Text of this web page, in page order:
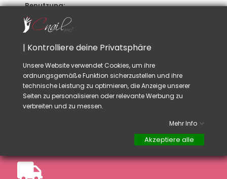
Benutzung:
Ca. 1 Esslöffel
löst sich schnell
Tauchen Sie Ihre
20 Minuten Pur Entspannung.
| Kontrolliere deine Privatsphäre
Unsere Website verwendet Cookies, um ihre
ordnungsgemäße Funktion sicherzustellen und ihre
technische Leistung zu optimieren, die Anzeige unserer
Seiten zu personalisieren oder relevante Werbung zu
verbreiten und zu messen.
Mehr Info
Akzeptiere alle